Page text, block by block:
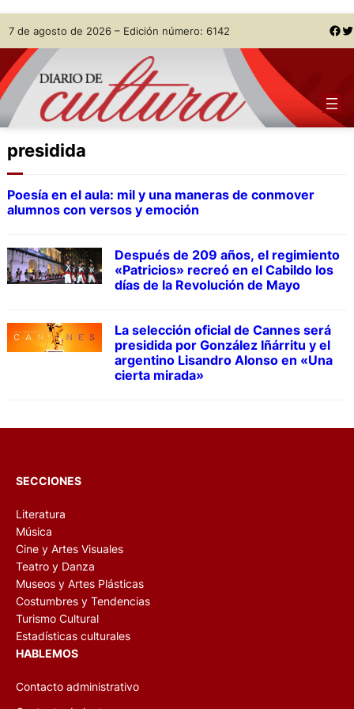
Skip
to
content
7 de agosto de 2026 – Edición número: 6142 Facebook Twitter
presidida
Poesía en el aula: mil y una maneras de conmover
alumnos con versos y emoción
Después de 209 años, el regimiento
«Patricios» recreó en el Cabildo los
días de la Revolución de Mayo
La selección oficial de Cannes será
presidida por González Iñárritu y el
argentino Lisandro Alonso en «Una
cierta mirada»
SECCIONES
Literatura
Música
Cine y Artes Visuales
Teatro y Danza
Museos y Artes Plásticas
Costumbres y Tendencias
Turismo Cultural
Estadísticas culturales
HABLEMOS
Contacto administrativo